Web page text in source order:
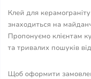
Клей для
знаходиться на
Пропонуємо клієнтам
та тривалих пошуків
Щоб оформити